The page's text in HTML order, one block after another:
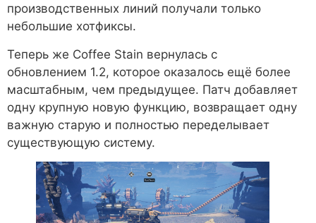
производственных линий получали только
небольшие хотфиксы.
Теперь же Coffee Stain вернулась с
обновлением 1.2, которое оказалось ещё более
масштабным, чем предыдущее. Патч добавляет
одну крупную новую функцию, возвращает одну
важную старую и полностью переделывает
существующую систему.